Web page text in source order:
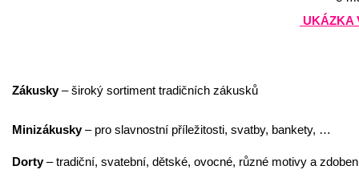
UKÁZKA
Zákusky– široký sortiment tradičních zákusků
Minizákusky– pro slavnostní příležitosti, svatby, bankety, …
Dorty– tradiční, svatební, dětské, ovocné, různé motivy a